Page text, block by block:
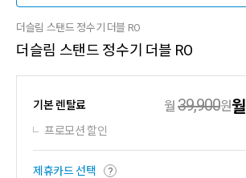
더슬림 스탠드 정수기 더블 RO
더슬림 스탠드 정수기 더블 RO
기본 렌탈료 월 39,900원월
프로모션 할인
제휴카드 선택 ?